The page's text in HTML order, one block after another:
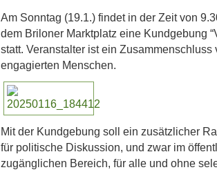
Am Sonntag (19.1.) findet in der Zeit von
dem Briloner Marktplatz eine Kundgebung
statt. Veranstalter ist ein Zusammenschluss
engagierten Menschen.
Mit der Kundgebung soll ein zusätzlicher
für politische Diskussion, und zwar im
zugänglichen Bereich, für alle und ohne